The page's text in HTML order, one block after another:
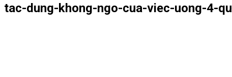
tac-dung-khong-ngo-cua-viec-uong-4-